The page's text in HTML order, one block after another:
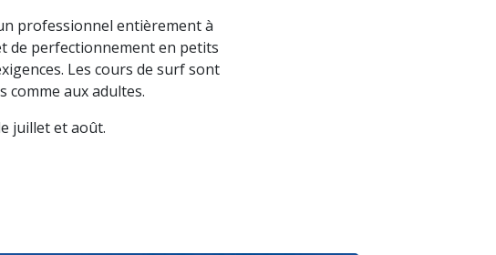
professionnel entièrement à
de perfectionnement en petits
Les cours de surf sont
comme aux adultes.
juillet et août.